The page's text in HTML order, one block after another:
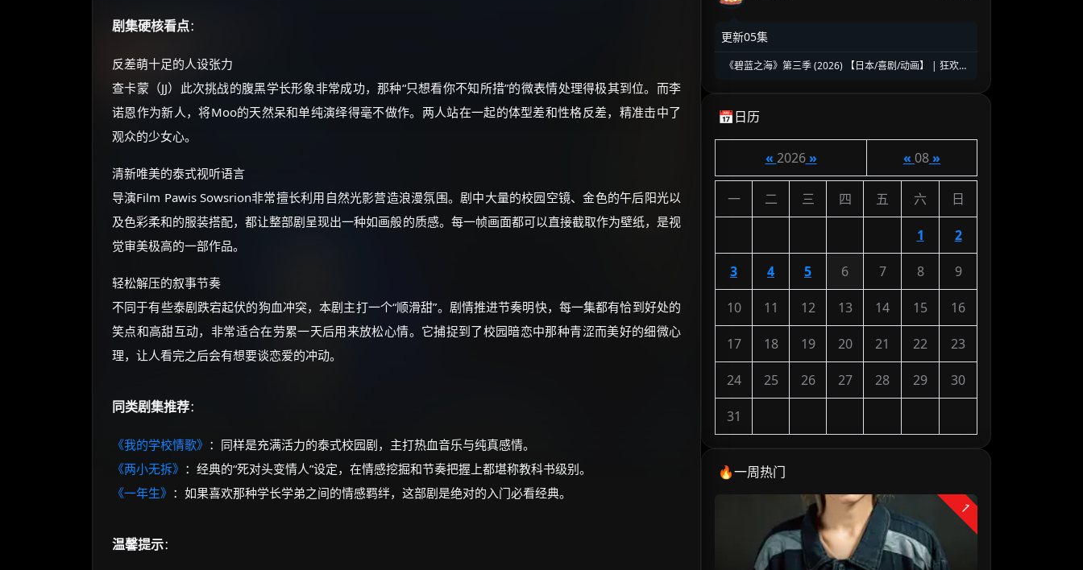
剧集硬核看点：
反差萌十足的人设张力
查卡蒙（JJ）此次挑战的腹黑学长形象非常成功，那种“只想看你不知所措”的微表情处理得极其到位。而李
诺恩作为新人，将Moo的天然呆和单纯演绎得毫不做作。两人站在一起的体型差和性格反差，精准击中了
观众的少女心。
清新唯美的泰式视听语言
导演Film Pawis Sowsrion非常擅长利用自然光影营造浪漫氛围。剧中大量的校园空镜、金色的午后阳光以
及色彩柔和的服装搭配，都让整部剧呈现出一种如画般的质感。每一帧画面都可以直接截取作为壁纸，是视
觉审美极高的一部作品。
轻松解压的叙事节奏
不同于有些泰剧跌宕起伏的狗血冲突，本剧主打一个“顺滑甜”。剧情推进节奏明快，每一集都有恰到好处的
笑点和高甜互动，非常适合在劳累一天后用来放松心情。它捕捉到了校园暗恋中那种青涩而美好的细微心
理，让人看完之后会有想要谈恋爱的冲动。
同类剧集推荐：
《我的学校情歌》 ：同样是充满活力的泰式校园剧，主打热血音乐与纯真感情。
《两小无拆》 ：经典的“死对头变情人”设定，在情感挖掘和节奏把握上都堪称教科书级别。
《一年生》 ：如果喜欢那种学长学弟之间的情感羁绊，这部剧是绝对的入门必看经典。
温馨提示：
更新05集
《碧蓝之海》第三季 (2026) 【日本/喜剧/动画】 | 狂欢裸
📅日历
« 2026» « 08»
一 二 三 四 五 六 日
1 2
3 4 5 6 7 8 9
10 11 12 13 14 15 16
17 18 19 20 21 22 23
24 25 26 27 28 29 30
31
🔥一周热门
1